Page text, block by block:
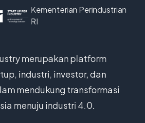
Kementerian Perindustrian
RI
merupakan platform
industri, investor, dan
mendukung transformasi
menuju industri 4.0.